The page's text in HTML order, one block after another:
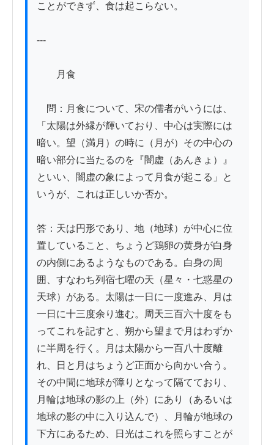
ことができず、食は起こらない。
---
月食
問：月食について、宋の儒者がいうには、
「太陽は外縁が輝いており、中心は実際には
暗い。望（満月）の時に（月が）その中心の
暗い部分に当たるのを『闇虚（あんきょ）』
といい、闇虚の象によって月食が起こる」と
いうが、これは正しいか否か。
答：天は円形であり、地（地球）が中心に位
置していること、ちょうど鶏卵の黄身が白身
の内側にあるようなものである。白身の周
囲、すなわち列宿七曜の天（星々・七惑星の
天球）がある。太陽は一日に一度進み、月は
一日に十三度余り進む。周天三百六十度をも
ってこれを記すと、朔から望まで月はわずか
に半周を行く。月は太陽から一百八十度離
れ、日と月はちょうど正面から向かい合う。
その中間に地球が障りとなって隔てており、
月輪は地球の影の上（外）にあり（あるいは
地球の影の中に入り込んで）、月輪が地球の
下方にあるため、日光はこれを照らすことが